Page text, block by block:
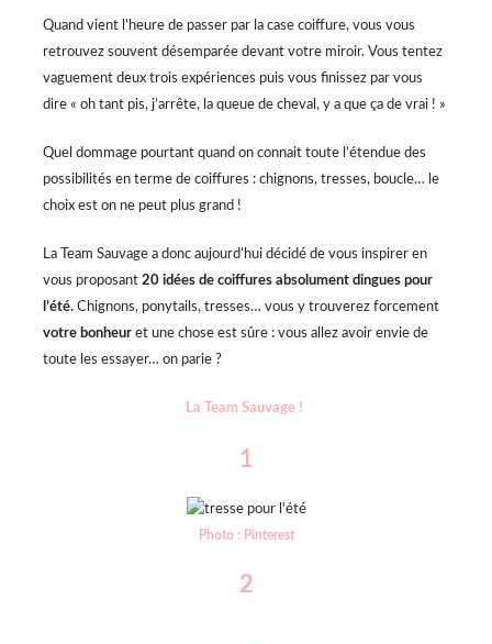
Quand vient l’heure de passer par la case coiffure, vous vous
retrouvez souvent désemparée devant votre miroir. Vous tentez
vaguement deux trois expériences puis vous finissez par vous
dire « oh tant pis, j’arrête, la queue de cheval, y a que ça de vrai ! »
Quel dommage pourtant quand on connait toute l’étendue des
possibilités en terme de coiffures : chignons, tresses, boucle… le
choix est on ne peut plus grand !
La Team Sauvage a donc aujourd’hui décidé de vous inspirer en
vous proposant 20 idées de coiffures absolument dingues pour
l’été. Chignons, ponytails, tresses… vous y trouverez forcement
votre bonheur et une chose est sûre : vous allez avoir envie de
toute les essayer… on parie ?
La Team Sauvage !
1
Photo : Pinterest
2